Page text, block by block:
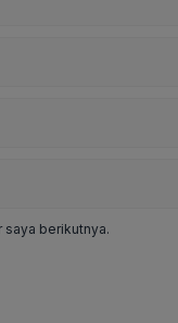
saya berikutnya.